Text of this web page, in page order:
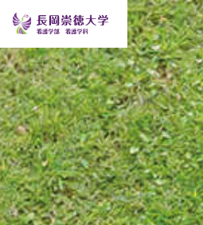
トップページ
大学案内
学部
キャンパスライフ